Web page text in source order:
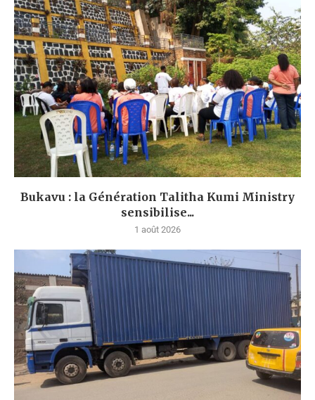
Bukavu : la Génération Talitha Kumi Ministry
sensibilise...
1 août 2026